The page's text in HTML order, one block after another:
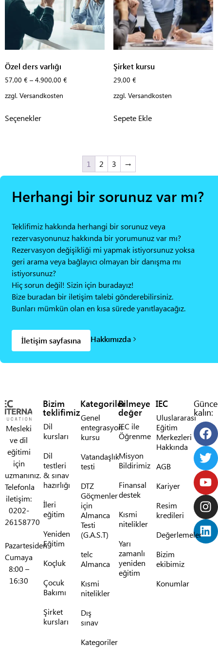
Özel ders varlığı
57,00 € – 4.900,00 €
zzgl. Versandkosten
Seçenekler
Şirket kursu
29,00 €
zzgl. Versandkosten
Sepete Ekle
1 2 3 →
Herhangi bir sorunuz var mı?
Teklifimiz hakkında herhangi bir sorunuz veya
rezervasyonunuz hakkında bir yorumunuz var mı?
Rezervasyon değişikliği mi yapmak istiyorsunuz yoksa
geri arama veya bağlayıcı olmayan bir danışma mı
istiyorsunuz?
Hiç sorun değil! Sizin için buradayız!
Bize buradan bir iletişim talebi gönderebilirsiniz.
Bunları mümkün olan en kısa sürede yanıtlayacağız.
İletişim sayfasına Hakkımızda
Mesleki
ve dil
eğitimi
için
uzmanınız.
Telefonla
iletişim:
0202-
26158770
Pazartesiden
Cumaya
8:00 –
16:30
Bizim
teklifimiz
Dil
kursları
Dil
testleri
& sınav
hazırlığı
İleri
eğitim
Yeniden
Eğitim
Koçluk
Çocuk
Bakımı
Şirket
kursları
Kategoriler
Genel
entegrasyon
kursu
Vatandaşlık
testi
DTZ
Göçmenler
için
Almanca
Testi
(G.A.S.T)
telc
Almanca
Kısmi
nitelikler
Dış
sınav
Kategoriler
Bilmeye
değer
IEC ile
Öğrenme
Misyon
Bildirimiz
Finansal
destek
Kısmi
nitelikler
Yarı
zamanlı
yeniden
eğitim
IEC
Uluslararası
Eğitim
Merkezleri
Hakkında
AGB
Kariyer
Resim
kredileri
Değerlemeler
Bizim
ekibimiz
Konumlar
kalın: